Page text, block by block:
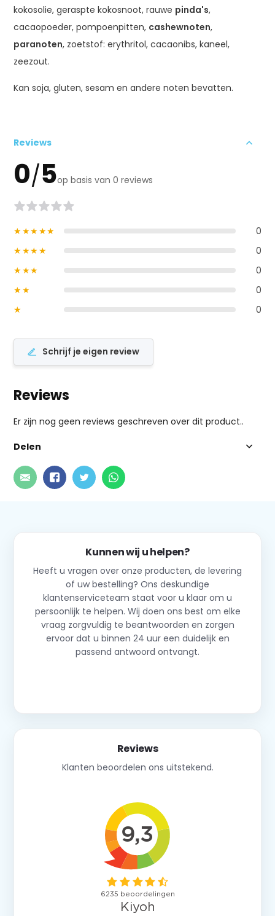
kokosolie, geraspte kokosnoot, rauwe pinda's,
cacaopoeder, pompoenpitten, cashewnoten,
paranoten, zoetstof: erythritol, cacaonibs, kaneel,
zeezout.
Kan soja, gluten, sesam en andere noten bevatten.
Reviews
0/5op basis van 0 reviews
★★★★★
0
★★★★
0
★★★
0
★★
0
★
0
Schrijf je eigen review
Reviews
Er zijn nog geen reviews geschreven over dit product..
Delen
Kunnen wij u helpen?
Heeft u vragen over onze producten, de levering
of uw bestelling? Ons deskundige
klantenserviceteam staat voor u klaar om u
persoonlijk te helpen. Wij doen ons best om elke
vraag zorgvuldig te beantwoorden en zorgen
ervoor dat u binnen 24 uur een duidelijk en
passend antwoord ontvangt.
Reviews
Klanten beoordelen ons uitstekend.